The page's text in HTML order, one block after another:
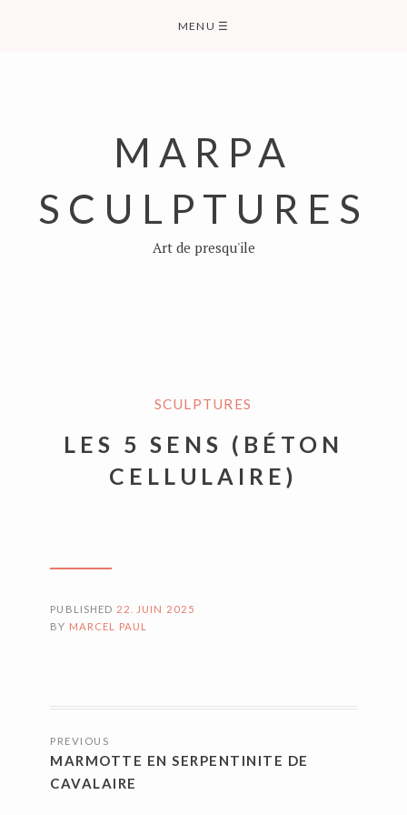
MENU ☰
MARPA
SCULPTURES
Art de presqu'ile
SCULPTURES
LES 5 SENS (BÉTON
CELLULAIRE)
PUBLISHED 22. JUIN 2025
BY MARCEL PAUL
DES
ARTICLES
PREVIOUS
MARMOTTE EN SERPENTINITE DE
CAVALAIRE